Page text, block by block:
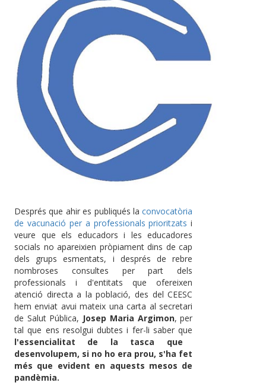
Després que ahir es publiqués laconvocatòria
de vacunació per a professionals prioritzats i
veure que els educadors i les educadores
socials no apareixien pròpiament dins de cap
dels grups esmentats, i després de rebre
nombroses consultes per part dels
professionals i d'entitats que ofereixen
atenció directa a la població, des del CEESC
hem enviat avui mateix una carta al secretari
de Salut Pública, Josep Maria Argimon, per
tal que ens resolgui dubtes i fer-li saber que
l'essencialitat de la tasca que
desenvolupem, si no ho era prou, s'ha fet
més que evident en aquests mesos de
pandèmia.